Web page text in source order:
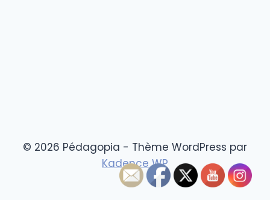
© 2026 Pédagopia - Thème WordPress par
Kadence WP